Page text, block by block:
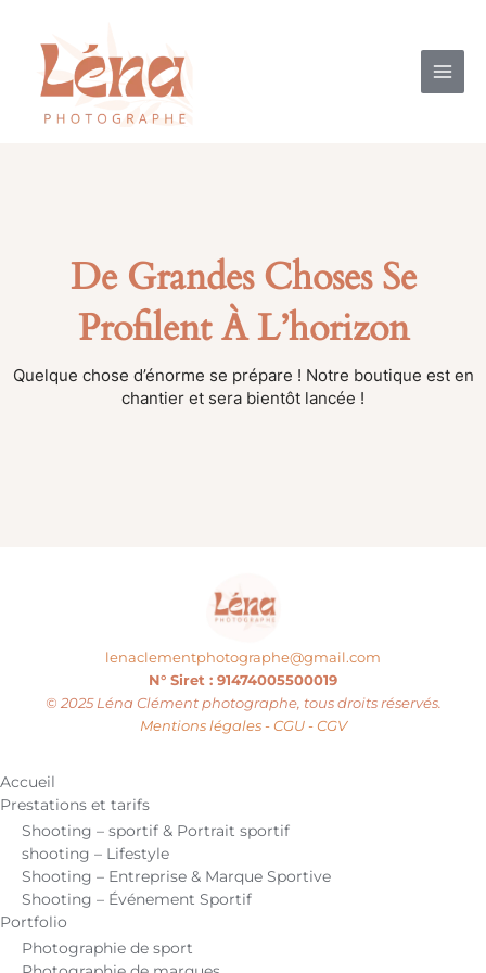
contenu
De Grandes Choses Se
Profilent À L’horizon
Quelque chose d’énorme se prépare ! Notre boutique est en
chantier et sera bientôt lancée !
lenaclementphotographe@gmail.com
N° Siret : 91474005500019
© 2025 Léna Clément photographe, tous droits réservés.
Mentions légales - CGU - CGV
Accueil
Prestations et tarifs
Shooting – sportif & Portrait sportif
shooting – Lifestyle
Shooting – Entreprise & Marque Sportive
Shooting – Événement Sportif
Portfolio
Photographie de sport